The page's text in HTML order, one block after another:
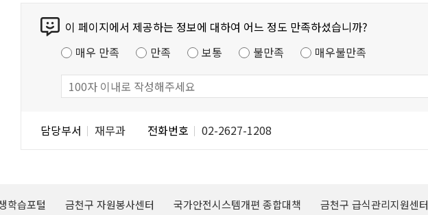
이 페이지에서 제공하는 정보에 대하여 어느 정도 만족하셨습니까?
매우 만족
만족 보통 불만족 매우불만족
담당부서 재무과 전화번호 02-2627-1208
학습포털 금천구 자원봉사센터 국가안전시스템개편 종합대책 금천구 급식관리지원센터